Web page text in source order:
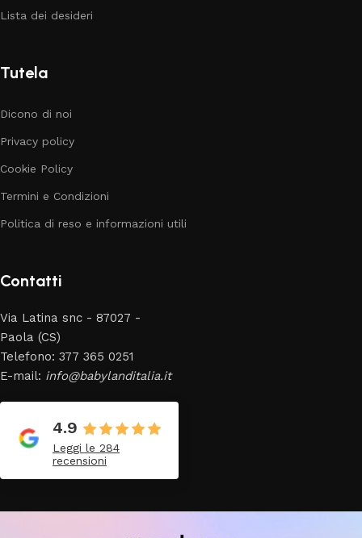
Lista dei desideri
Tutela
Dicono di noi
Privacy policy
Cookie Policy
Termini e Condizioni
Politica di reso e informazioni utili
Contatti
Via Latina snc - 87027 -
Paola (CS)
Telefono: 377 365 0251
E-mail: info@babylanditalia.it
4.9
Leggi le 284
recensioni